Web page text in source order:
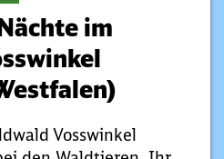
im
Vosswinkel